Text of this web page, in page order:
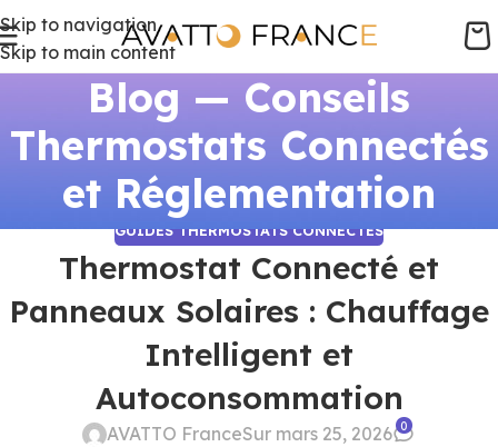
Skip to navigation
Skip to main content
Blog — Conseils
Thermostats Connectés
et Réglementation
GUIDES THERMOSTATS CONNECTÉS
Thermostat Connecté et
Panneaux Solaires : Chauffage
Intelligent et
Autoconsommation
AVATTO FranceSur mars 25, 2026 0